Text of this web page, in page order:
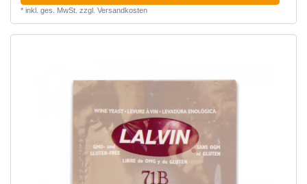
* inkl. ges. MwSt. zzgl. Versandkosten